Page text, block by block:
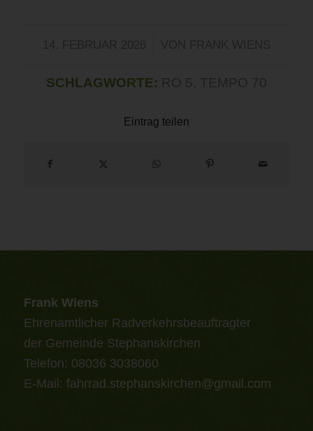
SCHLAGWORTE:
Eintrag teilen
Frank Wiens
Ehrenamtlicher Radverkehrsbeauftragter
der Gemeinde Stephanskirchen
Telefon: 08036 3038060
E-Mail: fahrrad.stephanskirchen@gmail.com